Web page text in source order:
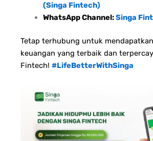
(Singa Fintech)
WhatsApp Channel:Singa
Tetap terhubung untuk
keuangan yang terbaik dan
Fintech! #LifeBetterWithSinga